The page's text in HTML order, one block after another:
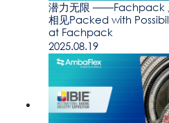
潜力无限 ——Fachpack
相见Packed with
at Fachpack
2025.08.19